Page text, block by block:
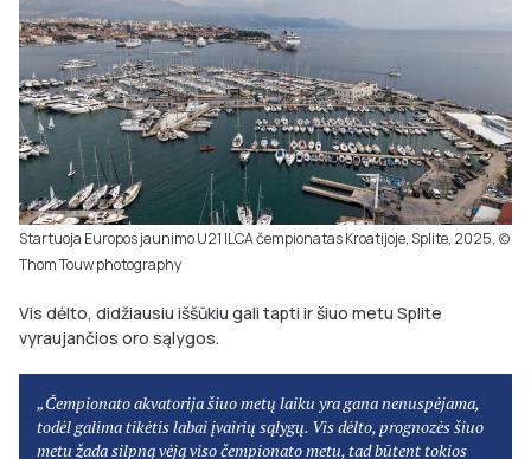
Startuoja Europos jaunimo U21 ILCA čempionatas Kroatijoje, Splite, 2025, (c)
Thom Touw photography
Vis dėlto, didžiausiu iššūkiu gali tapti ir šiuo metu Splite
vyraujančios oro sąlygos.
„Čempionato akvatorija šiuo metų laiku yra gana nenuspėjama,
todėl galima tikėtis labai įvairių sąlygų. Vis dėlto, prognozės šiuo
metu žada silpną vėją viso čempionato metu, tad būtent tokios